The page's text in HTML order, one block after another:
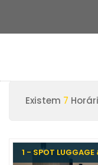
Existem 7
1 - SPOT LUGGAGE